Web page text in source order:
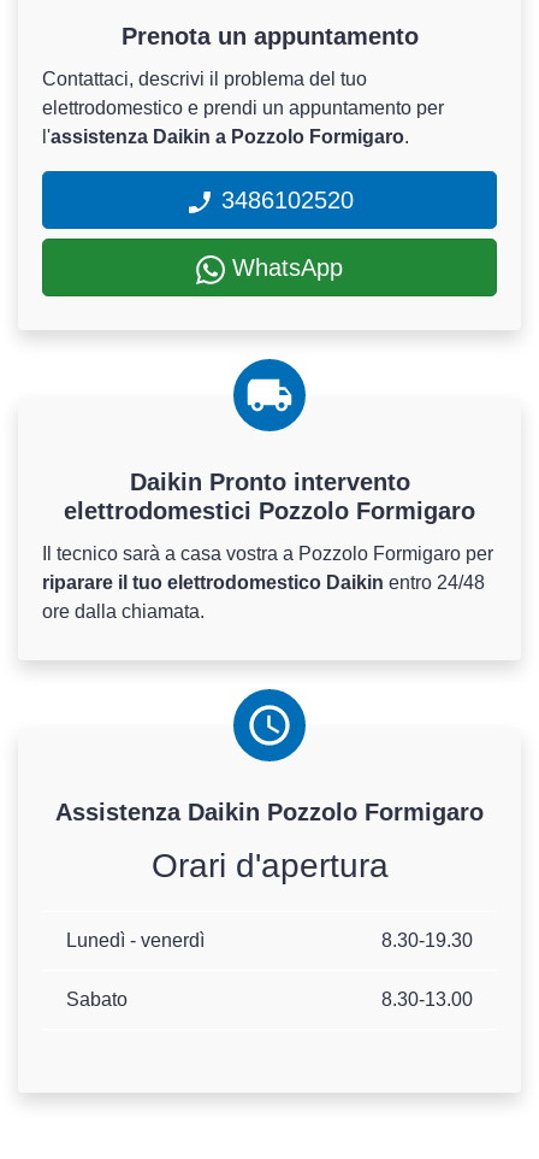
Prenota un appuntamento
Contattaci, descrivi il problema del tuo
elettrodomestico e prendi un appuntamento per
l'assistenza Daikin a Pozzolo Formigaro.
3486102520
WhatsApp
Daikin Pronto intervento
elettrodomestici Pozzolo Formigaro
Il tecnico sarà a casa vostra a Pozzolo Formigaro per
riparare il tuo elettrodomestico Daikin entro 24/48
ore dalla chiamata.
Assistenza Daikin Pozzolo Formigaro
Orari d'apertura
Lunedì - venerdì 8.30-19.30
Sabato 8.30-13.00